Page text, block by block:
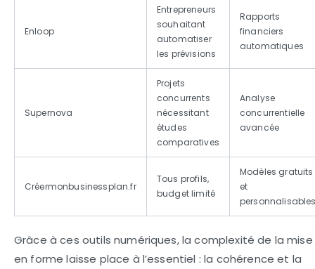
Enloop
Entrepreneurs
souhaitant
automatiser
les prévisions
Rapports
financiers
automatiques
Supernova
Projets
concurrents
nécessitant
études
comparatives
Analyse
concurrentielle
avancée
Créermonbusinessplan.fr
Tous profils,
budget limité
Modèles gratuits
et
Grâce à ces outils numériques, la complexité de la mise
en forme laisse place à l’essentiel : la cohérence et la